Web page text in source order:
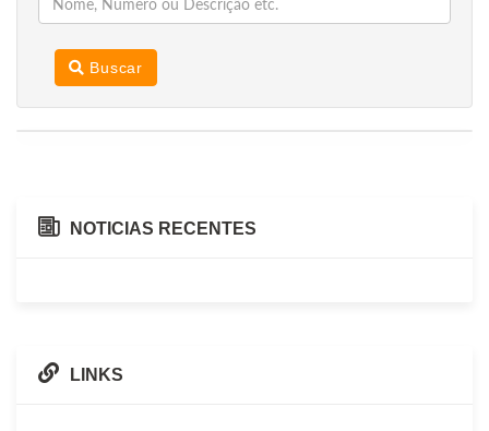
Buscar
NOTICIAS RECENTES
LINKS